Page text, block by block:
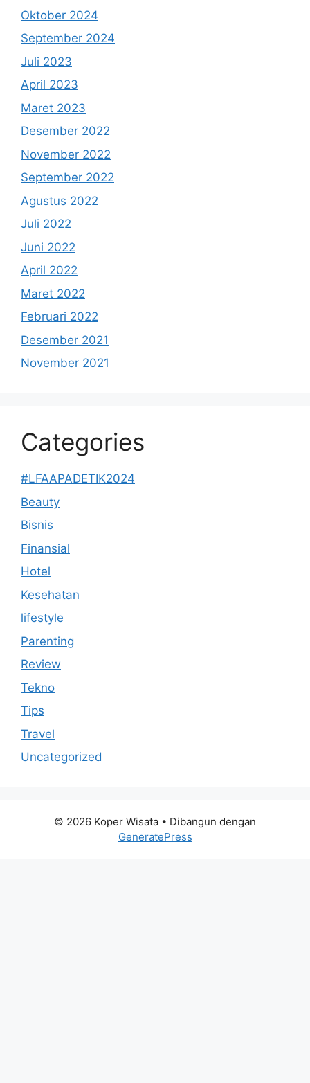
Oktober 2024
September 2024
Juli 2023
April 2023
Maret 2023
Desember 2022
November 2022
September 2022
Agustus 2022
Juli 2022
Juni 2022
April 2022
Maret 2022
Februari 2022
Desember 2021
November 2021
Categories
#LFAAPADETIK2024
Beauty
Bisnis
Finansial
Hotel
Kesehatan
lifestyle
Parenting
Review
Tekno
Tips
Travel
Uncategorized
© 2026 Koper Wisata • Dibangun dengan
GeneratePress